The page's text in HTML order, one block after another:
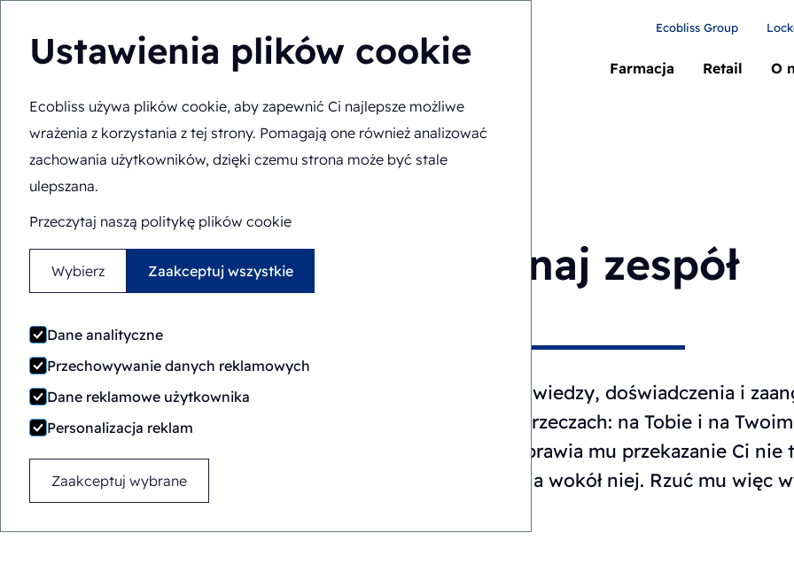
Ustawienia plików cookie
Ecobliss używa plików cookie, aby zapewnić Ci najlepsze możliwe
wrażenia z korzystania z tej strony. Pomagają one również analizować
zachowania użytkowników, dzięki czemu strona może być stale
ulepszana.
Przeczytaj naszą politykę plików cookie
Wybierz Zaakceptuj wszystkie
Dane analityczne
Przechowywanie danych reklamowych
Dane reklamowe użytkownika
Personalizacja reklam
Zaakceptuj wybrane
Farmacja Retail O
Ecobliss Group
Jesteś tutaj: Strona główna Zespół
Poznaj zespół
Nasz zespół to udane połączenie wiedzy, doświadczenia i
uwaga skupia się na dwóch rzeczach: na Tobie i na
pakowaniu. Największą radość sprawia mu przekazanie Ci
i właściwego rozwiązania wokół niej. Rzuć mu więc